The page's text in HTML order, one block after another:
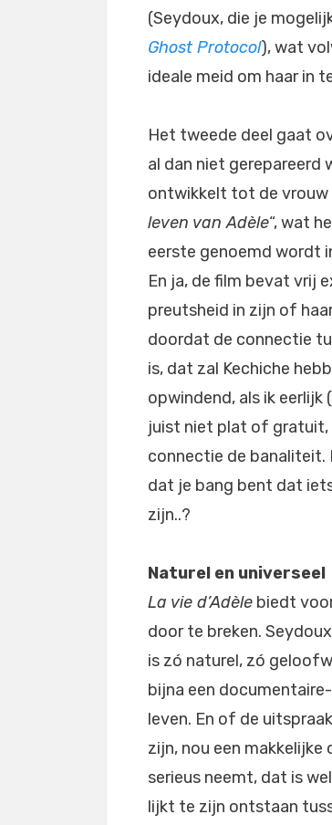
(Seydoux, die je
Ghost Protocol), wat
ideale meid om haar in
Het tweede deel gaat
al dan niet gerepareerd
ontwikkelt tot de vrouw
leven van Adèle“, wat
eerste genoemd wordt
En ja, de film bevat vrij
preutsheid in zijn of
doordat de connectie
is, dat zal Kechiche
opwindend, als ik
juist niet plat of gratuit,
connectie de banaliteit.
dat je bang bent dat
zijn..?
Naturel en universeel
La vie d’Adèle biedt
door te breken.
is zó naturel, zó
bijna een
leven. En of de
zijn, nou een makkelijke
serieus neemt, dat is
lijkt te zijn ontstaan